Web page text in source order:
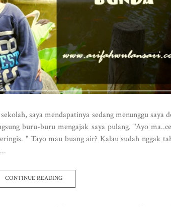
saya mendapatinya sedang menunggu saya
buru-buru mengajak saya pulang. "Ayo
" Tayo mau buang air? Kalau sudah nggak
CONTINUE READING